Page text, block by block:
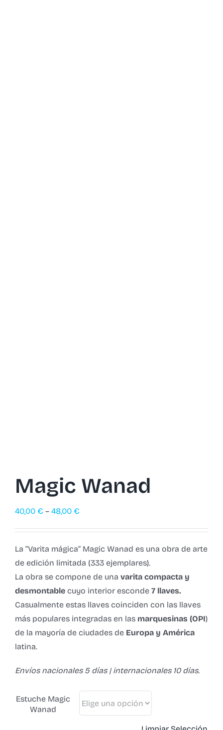
Magic Wanad
40,00 € – 48,00 €
La “Varita mágica” Magic Wanad es una obra de arte
de edición limitada (333 ejemplares).
La obra se compone de una varita compacta y
desmontable cuyo interior esconde 7 llaves.
Casualmente estas llaves coinciden con las llaves
más populares integradas en las marquesinas (OPI)
de la mayoría de ciudades de Europa y América
latina.
Envíos nacionales 5 días | internacionales 10 días.
Estuche Magic
Wanad